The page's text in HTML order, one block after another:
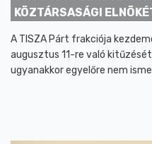
KÖZTÁRSASÁGI
A TISZA Párt frakciója
augusztus 11-re való
ugyanakkor egyelőre nem